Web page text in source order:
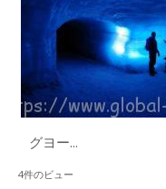
グヨー...
4件のビュー